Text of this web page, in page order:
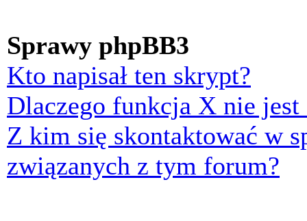
Sprawy phpBB3
Kto napisał ten skrypt?
Dlaczego funkcja X nie jest
Z kim się skontaktować w
związanych z tym forum?